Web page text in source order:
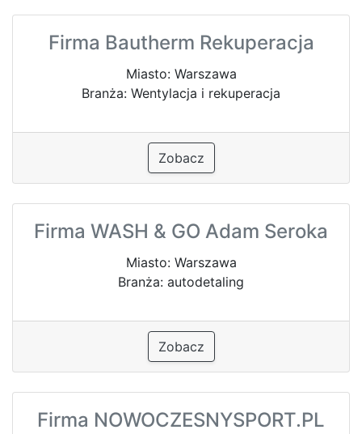
Firma Bautherm Rekuperacja
Miasto: Warszawa
Branża: Wentylacja i rekuperacja
Zobacz
Firma WASH & GO Adam Seroka
Miasto: Warszawa
Branża: autodetaling
Zobacz
Firma NOWOCZESNYSPORT.PL